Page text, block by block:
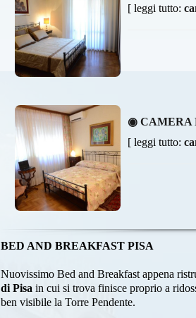
[ leggi tutto:
◉ CAMERA
[ leggi tutto:
BED AND BREAKFAST PISA
Nuovissimo Bed and Breakfast appena
di Pisa in cui si trova finisce proprio a
ben visibile la Torre Pendente.